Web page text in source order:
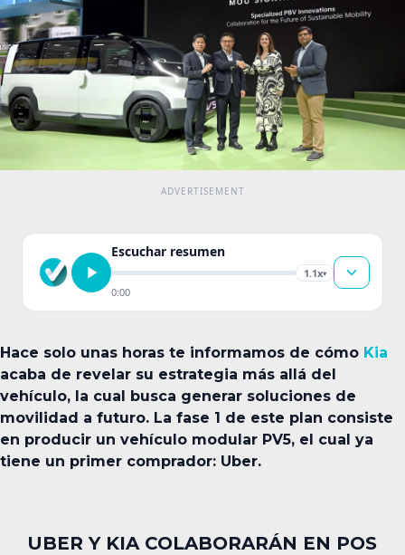
Escuchar resumen
1.1x▾
0:00
Hace solo unas horas te informamos de cómo Kia
acaba de revelar su estrategia más allá del
vehículo, la cual busca generar soluciones de
movilidad a futuro. La fase 1 de este plan consiste
en producir un vehículo modular PV5, el cual ya
tiene un primer comprador: Uber.
UBER Y KIA COLABORARÁN EN POS